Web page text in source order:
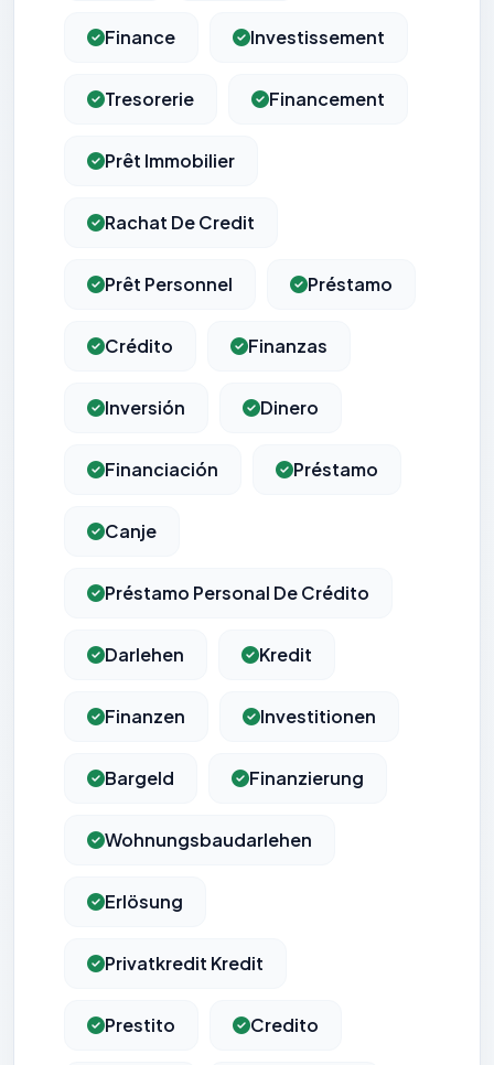
Finance Investissement
Tresorerie Financement
Prêt Immobilier
Rachat De Credit
Prêt Personnel Préstamo
Crédito Finanzas
Inversión Dinero
Financiación Préstamo
Canje
Préstamo Personal De Crédito
Darlehen Kredit
Finanzen Investitionen
Bargeld Finanzierung
Wohnungsbaudarlehen
Erlösung
Privatkredit Kredit
Prestito Credito